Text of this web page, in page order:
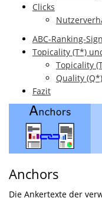
Clicks
ABC-Ranking-
Topicality (T*)
Topicality
Quality (Q*)
Fazit
Anchors
Die Ankertexte der